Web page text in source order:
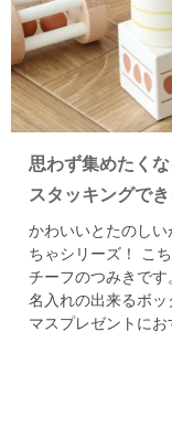
思わず集めたく
スタッキングで
かわいいとたのし
ちゃシリーズ！
こ
チーフのつみきです
名入れの出来るボッ
マスプレゼントにお